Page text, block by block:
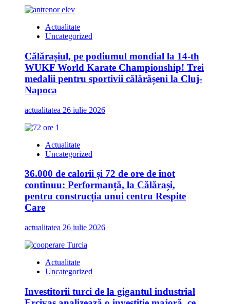
Actualitate
Uncategorized
Călărașiul, pe podiumul mondial la 14-th
WUKF World Karate Championship! Trei
medalii pentru sportivii călărășeni la Cluj-
Napoca
actualitatea 26 iulie 2026
Actualitate
Uncategorized
36.000 de calorii și 72 de ore de înot
continuu: Performanță, la Călărași,
pentru construcția unui centru Respite
Care
actualitatea 26 iulie 2026
Actualitate
Uncategorized
Investitorii turci de la gigantul industrial